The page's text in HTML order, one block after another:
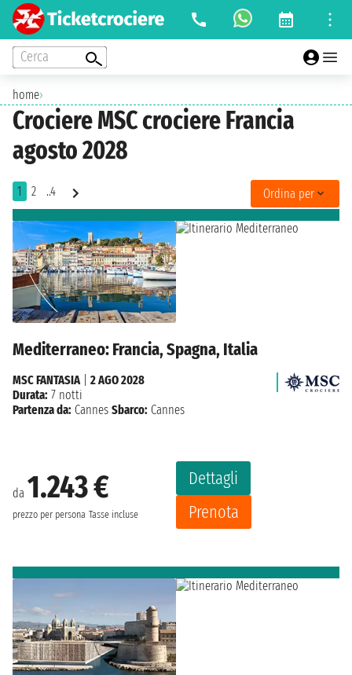
Cerca
home›
Crociere MSC crociere Francia
agosto 2028
1 2 ..4 Ordina per
Mediterraneo: Francia, Spagna, Italia
da 1.243 €
prezzo per persona Tasse incluse
Dettagli
Prenota
MSC FANTASIA
2 AGO 2028
Durata: 7 notti
Partenza da: Cannes Sbarco: Cannes